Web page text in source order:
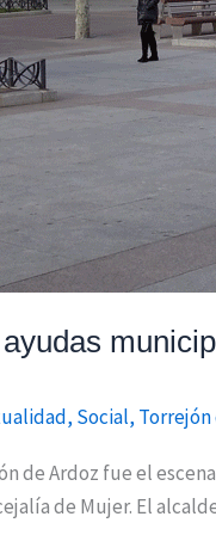
, Social, Torrejón
de Ardoz fue el
de Mujer. El